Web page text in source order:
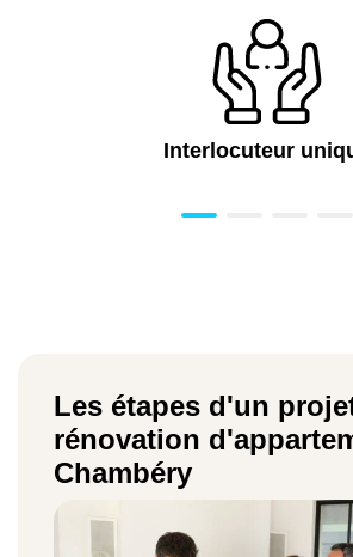
Interlocuteur
Les étapes d'un
rénovation
Chambéry